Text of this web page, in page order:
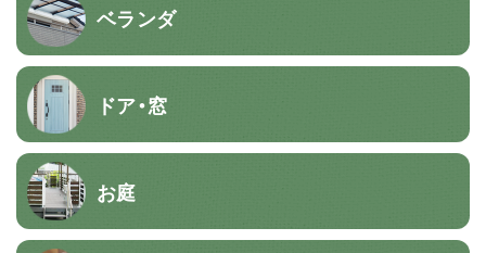
ベランダ
ドア・窓
お庭